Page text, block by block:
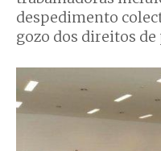
despedimento
gozo dos direitos